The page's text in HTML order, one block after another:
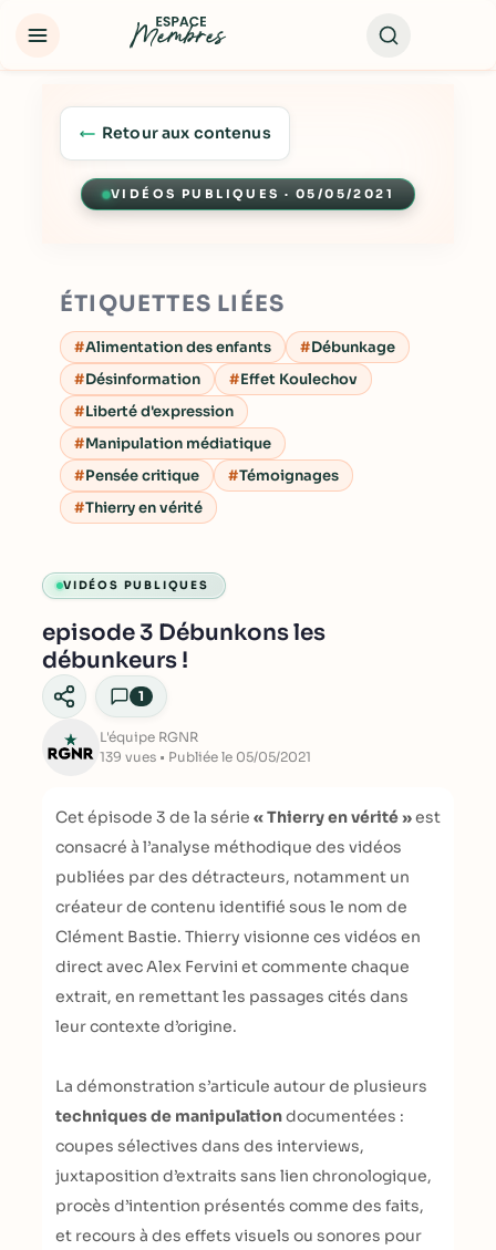
Retour aux contenus
VIDÉOS PUBLIQUES · 05/05/2021
Lecture
VIDÉOS PUBLIQUES
episode 3 Débunkons les
débunkeurs !
1
L'équipe RGNR
139 vues • Publiée le 05/05/2021
Cet épisode 3 de la série « Thierry en vérité »est
consacré à l’analyse méthodique des vidéos
publiées par des détracteurs, notamment un
créateur de contenu identifié sous le nom de
Clément Bastie. Thierry visionne ces vidéos en
direct avec Alex Fervini et commente chaque
extrait, en remettant les passages cités dans
leur contexte d’origine.
La démonstration s’articule autour de plusieurs
techniques de manipulationdocumentées :
coupes sélectives dans des interviews,
juxtaposition d’extraits sans lien chronologique,
procès d’intention présentés comme des faits,
et recours à des effets visuels ou sonores pour
ÉTIQUETTES LIÉES
Alimentation des enfants
Débunkage
Désinformation
Effet Koulechov
Liberté d'expression
Manipulation médiatique
Pensée critique
Témoignages
Thierry en vérité